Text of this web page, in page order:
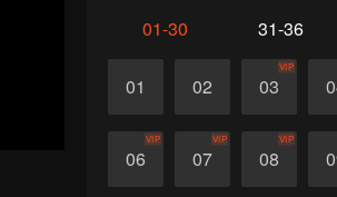
01-30 31-36
01 02 03
VIP
06
VIP
07
VIP
08
VIP